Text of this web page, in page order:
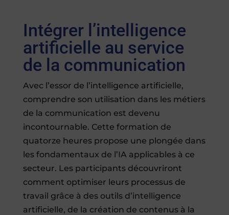
Intégrer l’intelligence
artificielle au service
de la communication
Avec l’essor de l’intelligence artificielle,
comprendre son utilisation dans les métiers
de la communication est devenu
incontournable. Cette formation de
quatorze heures propose une plongée dans
les fondamentaux de l’IA applicables à ce
secteur. Les participants découvriront
comment optimiser leurs processus de
travail grâce à des outils d’intelligence
artificielle, de la création de contenus à la